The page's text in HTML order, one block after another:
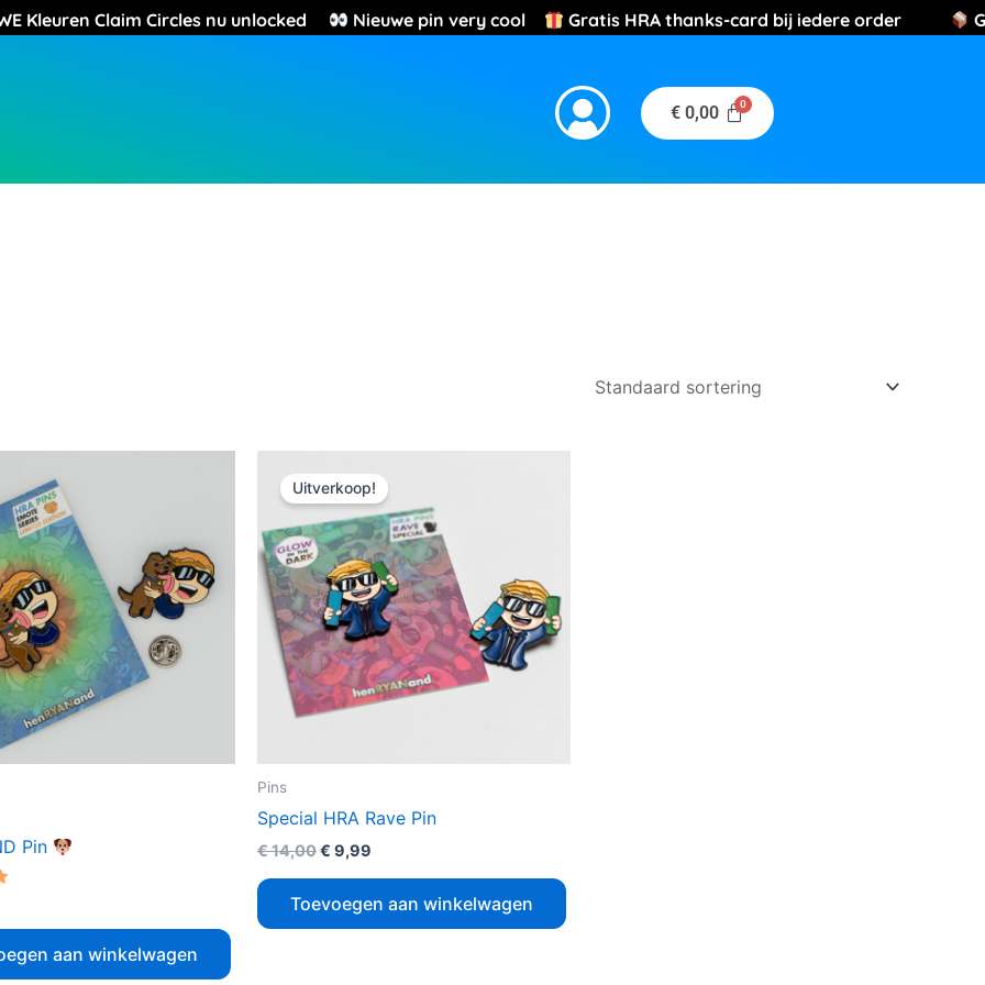
Kleuren Claim Circles nu unlocked Nieuwe pin very coolGratis HRA thanks-card bij iedere order
€ 0,00
Pin
aan winkelwagen
Uitverkoop!
Pins
Special HRA Rave Pin
€14,00
prijs
was:
€ 14,00.
€ 9,99
prijs
is:
€ 9,99.
Toevoegen aan winkelwagen